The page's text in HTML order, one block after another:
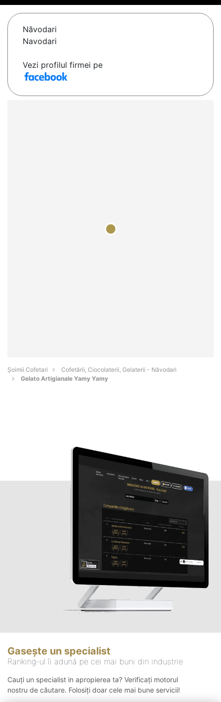
Năvodari
Navodari
Vezi profilul firmei pe
Șoimii Cofetari
Cofetării, Ciocolaterii, Gelaterii - Năvodari
Gelato Artigianale Yamy Yamy
Gasește un specialist
Ranking-ul îi adună pe cei mai buni din industrie
Cauți un specialist in apropierea ta? Verificați motorul
nostru de căutare. Folosiți doar cele mai bune servicii!